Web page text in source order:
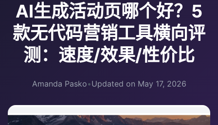
AI生成活动页哪个好？5
款无代码营销工具横向评
测：速度/效果/性价比
Amanda Pasko•Updated on May 17, 2026